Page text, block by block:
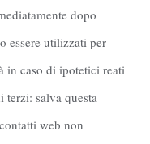
dopo
essere utilizzati per
in caso di ipotetici reati
salva questa
web non